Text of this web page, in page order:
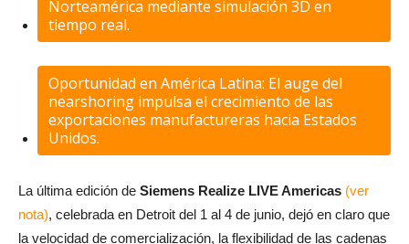
Norteamérica mediante simulación 3D en
tiempo real.
Oportunidad en América Latina: El auge del
nearshoring impulsa el crecimiento de las
exportaciones manufactureras hacia Estados
Unidos.
La última edición de Siemens Realize LIVE Americas (ver
nota), celebrada en Detroit del 1 al 4 de junio, dejó en claro que
la velocidad de comercialización, la flexibilidad de las cadenas